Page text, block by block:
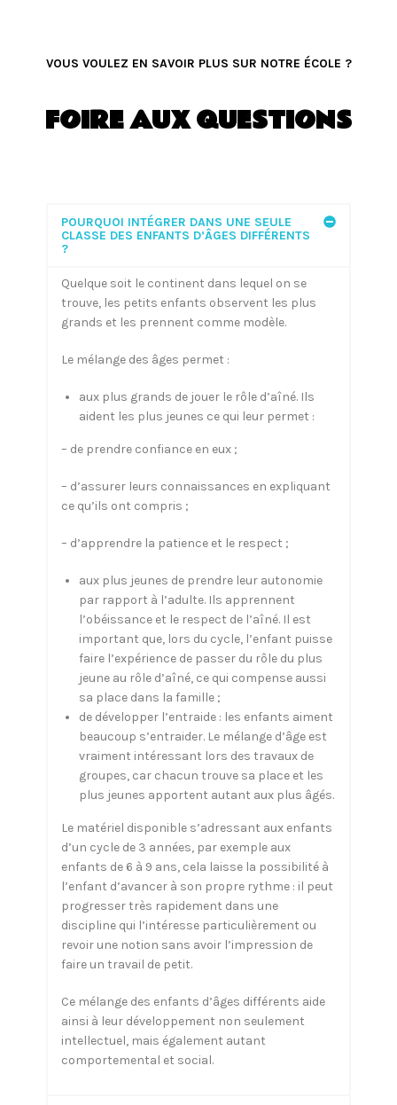
VOUS VOULEZ EN SAVOIR PLUS SUR NOTRE ÉCOLE ?
FOIRE AUX QUESTIONS
POURQUOI INTÉGRER DANS UNE SEULE
CLASSE DES ENFANTS D’ÂGES DIFFÉRENTS
?
Quelque soit le continent dans lequel on se
trouve, les petits enfants observent les plus
grands et les prennent comme modèle.
Le mélange des âges permet :
aux plus grands de jouer le rôle d’aîné. Ils
aident les plus jeunes ce qui leur permet :
– de prendre confiance en eux ;
– d’assurer leurs connaissances en expliquant
ce qu’ils ont compris ;
– d’apprendre la patience et le respect ;
aux plus jeunes de prendre leur autonomie
par rapport à l’adulte. Ils apprennent
l’obéissance et le respect de l’aîné. Il est
important que, lors du cycle, l’enfant puisse
faire l’expérience de passer du rôle du plus
jeune au rôle d’aîné, ce qui compense aussi
sa place dans la famille ;
de développer l’entraide : les enfants aiment
beaucoup s’entraider. Le mélange d’âge est
vraiment intéressant lors des travaux de
groupes, car chacun trouve sa place et les
plus jeunes apportent autant aux plus âgés.
Le matériel disponible s’adressant aux enfants
d’un cycle de 3 années, par exemple aux
enfants de 6 à 9 ans, cela laisse la possibilité à
l’enfant d’avancer à son propre rythme : il peut
progresser très rapidement dans une
discipline qui l’intéresse particulièrement ou
revoir une notion sans avoir l’impression de
faire un travail de petit.
Ce mélange des enfants d’âges différents aide
ainsi à leur développement non seulement
intellectuel, mais également autant
comportemental et social.